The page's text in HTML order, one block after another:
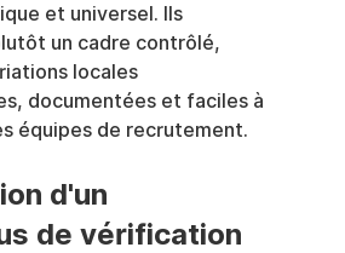
et universel. Ils
un cadre contrôlé,
locales
documentées et faciles à
équipes de recrutement.
d'un
de vérification